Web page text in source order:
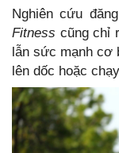
Nghiên cứu
Fitness cũng chỉ
lẫn sức mạnh cơ
lên dốc hoặc